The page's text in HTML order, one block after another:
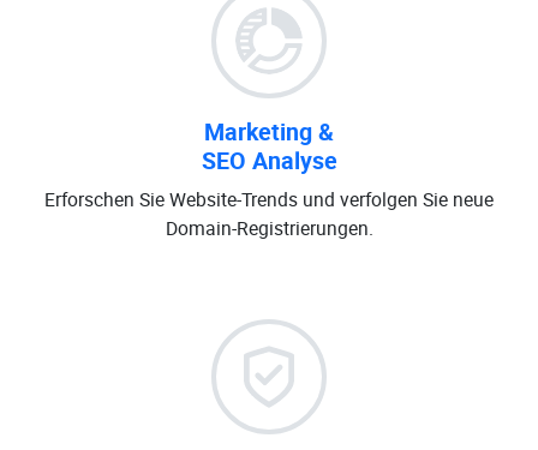
Marketing &
SEO Analyse
Erforschen Sie Website-Trends und verfolgen Sie neue
Domain-Registrierungen.